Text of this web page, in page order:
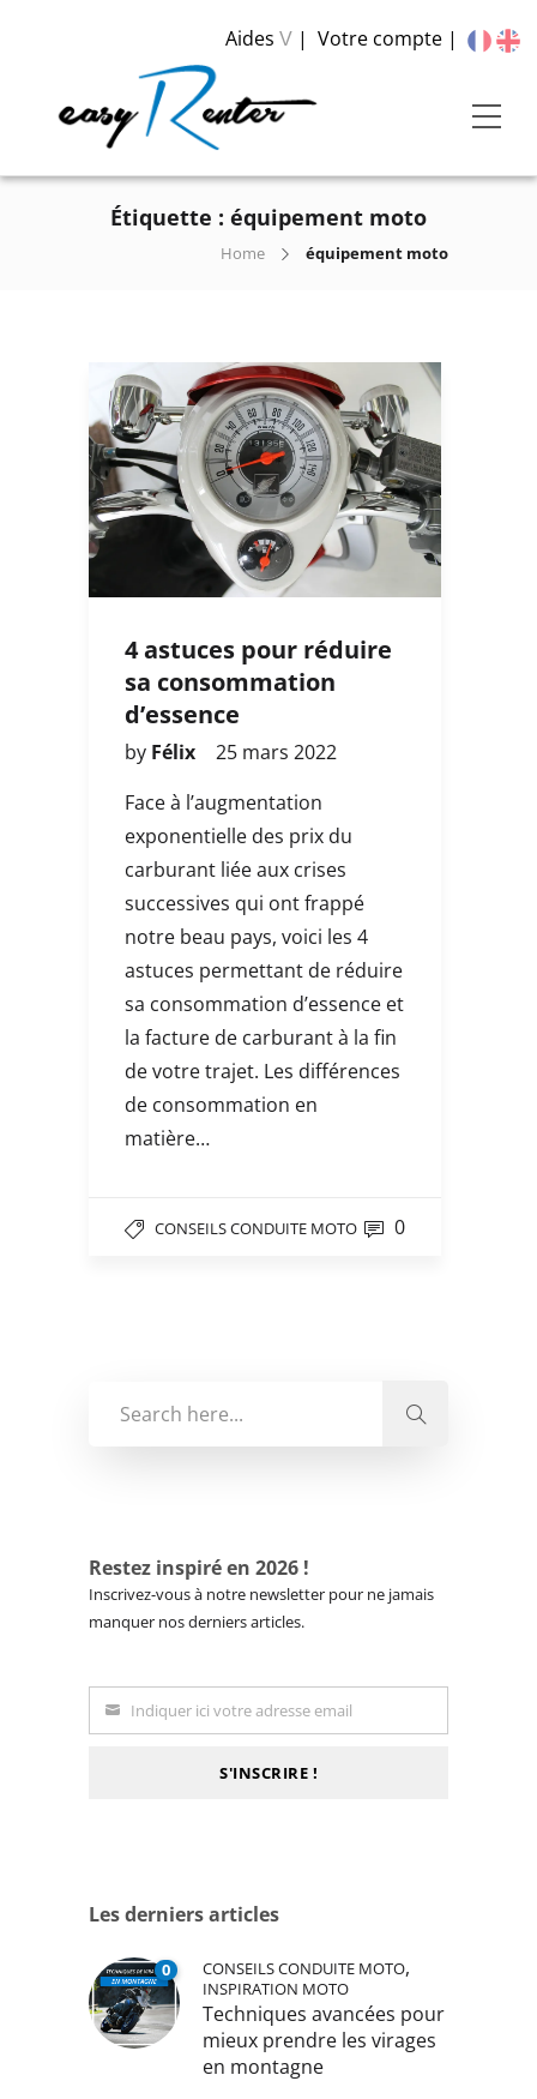
Aides V Votre compte
Étiquette : équipement moto
Home équipement moto
4 astuces pour réduire
sa consommation
d’essence
by Félix
25 mars 2022
Face à l’augmentation
exponentielle des prix du
carburant liée aux crises
successives qui ont frappé
notre beau pays, voici les 4
astuces permettant de réduire
sa consommation d’essence et
la facture de carburant à la fin
de votre trajet. Les différences
de consommation en
matière…
CONSEILS CONDUITE MOTO 0
Restez inspiré en 2026 !
Inscrivez-vous à notre newsletter pour ne jamais
manquer nos derniers articles.
EmailIndiquer ici votre adresse email
S'INSCRIRE !
Les derniers articles
0 CONSEILS CONDUITE MOTO,
INSPIRATION MOTO
Techniques avancées pour
mieux prendre les virages
en montagne